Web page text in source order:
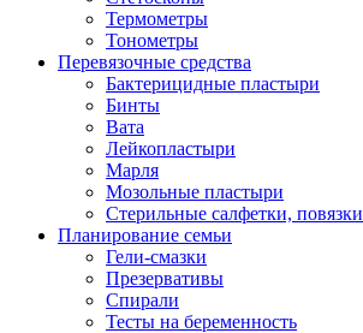
Термометры
Тонометры
Перевязочные средства
Бактерицидные пластыри
Бинты
Вата
Лейкопластыри
Марля
Мозольные пластыри
Стерильные салфетки, повязки
Планирование семьи
Гели-смазки
Презервативы
Спирали
Тесты на беременность